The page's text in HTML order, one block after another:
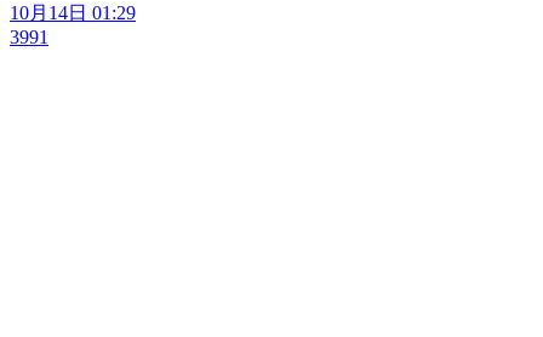
10月14日 01:29
3991